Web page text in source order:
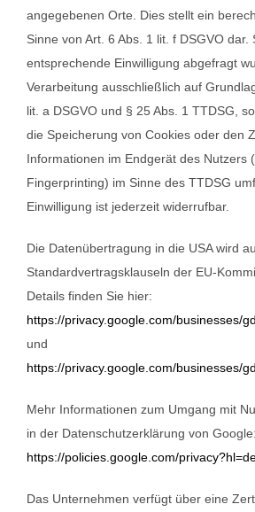
angegebenen Orte. Dies stellt ein
Sinne von Art. 6 Abs. 1 lit. f DSGVO dar.
entsprechende Einwilligung abgefragt
Verarbeitung ausschließlich auf
lit. a DSGVO und § 25 Abs. 1 TTDSG,
die Speicherung von Cookies oder den
Informationen im Endgerät des Nutzers
Fingerprinting) im Sinne des TTDSG
Einwilligung ist jederzeit widerrufbar.
Die Datenübertragung in die USA wird
Standardvertragsklauseln der EU-
Details finden Sie hier:
https://privacy.google.com/businesses/
und
https://privacy.google.com/businesses/
Mehr Informationen zum Umgang mit
in der Datenschutzerklärung von Google:
https://policies.google.com/
Das Unternehmen verfügt über eine